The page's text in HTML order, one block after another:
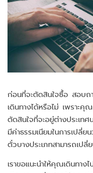
ก่อนที่จะตัดสินใจซื้อ สอบถ
เดินทางได้หรือไม่ เพราะ
ตัดสินใจที่จะอยู่ต่างประเท
มีค่าธรรมเนียมในการเปลี่
ตั๋วบางประเภทสามารถเปลี่
เราขอแนะนำให้คุณเดินทา